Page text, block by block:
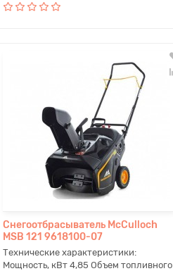
Снегоотбрасыватель McCulloch
MSB 121 9618100-07
Технические характеристики:
Мощность, кВт 4,85 Объем топливного